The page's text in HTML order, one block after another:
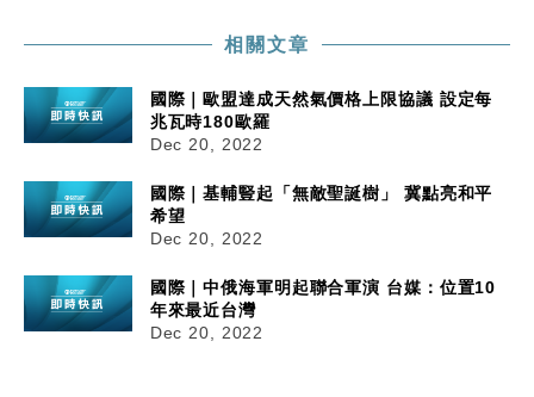
相關文章
國際｜歐盟達成天然氣價格上限協議 設定每
兆瓦時180歐羅
Dec 20, 2022
國際｜基輔豎起「無敵聖誕樹」 冀點亮和平
希望
Dec 20, 2022
國際｜中俄海軍明起聯合軍演 台媒：位置10
年來最近台灣
Dec 20, 2022